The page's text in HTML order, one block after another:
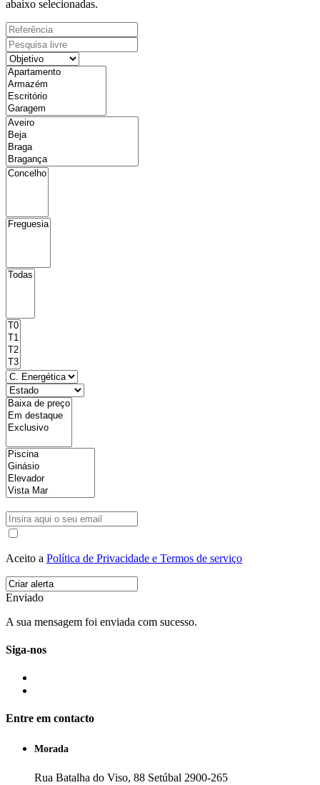
abaixo selecionadas.
Aceito a Política de Privacidade e Termos de serviço
Enviado
A sua mensagem foi enviada com sucesso.
Siga-nos
Entre em contacto
Morada
Rua Batalha do Viso, 88 Setúbal 2900-265